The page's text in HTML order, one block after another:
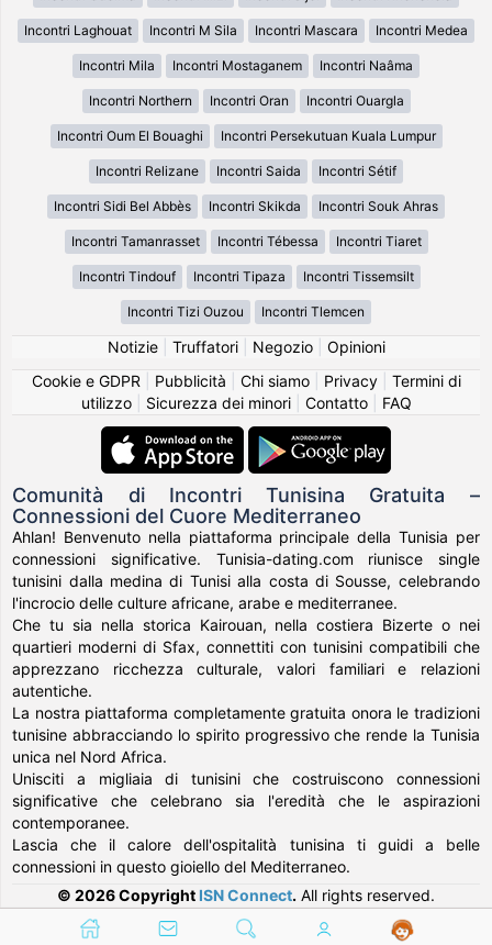
Incontri Laghouat Incontri M Sila Incontri Mascara Incontri Medea
Incontri Mila Incontri Mostaganem Incontri Naâma
Incontri Northern Incontri Oran Incontri Ouargla
Incontri Oum El Bouaghi Incontri Persekutuan Kuala Lumpur
Incontri Relizane Incontri Saida Incontri Sétif
Incontri Sidi Bel Abbès Incontri Skikda Incontri Souk Ahras
Incontri Tamanrasset Incontri Tébessa Incontri Tiaret
Incontri Tindouf Incontri Tipaza Incontri Tissemsilt
Incontri Tizi Ouzou Incontri Tlemcen
Notizie| Truffatori| Negozio| Opinioni
Cookie e GDPR
Pubblicità Chi siamo| Privacy| Termini di
utilizzo| Sicurezza dei minori| Contatto| FAQ
Comunità di Incontri Tunisina Gratuita –
Connessioni del Cuore Mediterraneo
Ahlan! Benvenuto nella piattaforma principale della Tunisia per
connessioni significative. Tunisia-dating.com riunisce single
tunisini dalla medina di Tunisi alla costa di Sousse, celebrando
l'incrocio delle culture africane, arabe e mediterranee.
Che tu sia nella storica Kairouan, nella costiera Bizerte o nei
quartieri moderni di Sfax, connettiti con tunisini compatibili che
apprezzano ricchezza culturale, valori familiari e relazioni
autentiche.
La nostra piattaforma completamente gratuita onora le tradizioni
tunisine abbracciando lo spirito progressivo che rende la Tunisia
unica nel Nord Africa.
Unisciti a migliaia di tunisini che costruiscono connessioni
significative che celebrano sia l'eredità che le aspirazioni
contemporanee.
Lascia che il calore dell'ospitalità tunisina ti guidi a belle
connessioni in questo gioiello del Mediterraneo.
© 2026 Copyright ISN Connect. All rights reserved.